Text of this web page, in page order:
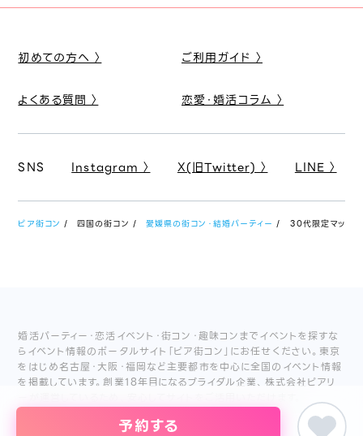
予約する
初めての方へ 〉 ご利用ガイド 〉
よくある質問 〉 恋愛・婚活コラム 〉
SNS Instagram 〉 X(旧Twitter) 〉 LINE 〉
ピア街コン 四国の街コン 愛媛県の街コン・結婚パーティー 30代限定マッチ
婚活パーティー・恋活イベント・街コン・趣味コンまでイベントを探すな
らイベント情報のポータルサイト「ピア街コン」にお任せください。東京
をはじめ名古屋・大阪・福岡など主要都市を中心に全国のイベント情報
を掲載しています。創業18年目になるブライダル企業、株式会社ピアリ